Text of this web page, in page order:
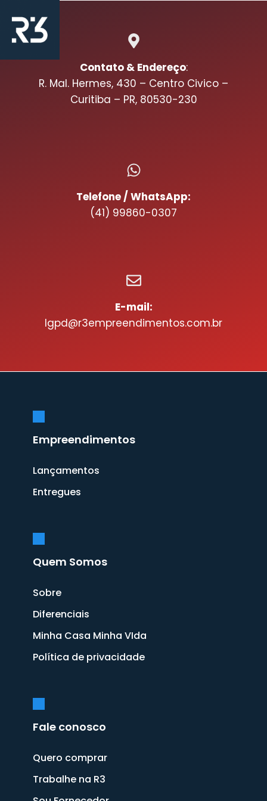
Contato & Endereço:
R. Mal. Hermes, 430 – Centro Civico –
Curitiba – PR, 80530-230
Telefone / WhatsApp:
(41) 99860-0307
E-mail:
lgpd@r3empreendimentos.com.br
Empreendimentos
Lançamentos
Entregues
Quem Somos
Sobre
Diferenciais
Minha Casa Minha VIda
Política de privacidade
Fale conosco
Quero comprar
Trabalhe na R3